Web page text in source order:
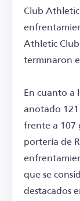
Club
Athletic
terminaron
En cuanto a
anotado
frente a 107
portería de
que se
destacados